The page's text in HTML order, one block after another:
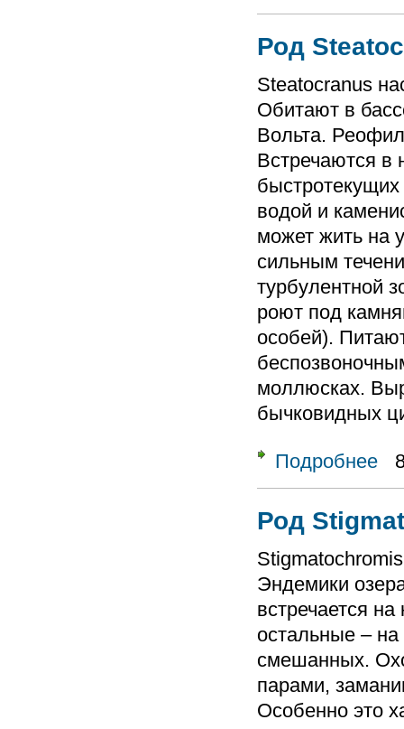
Род
Steatocranus
Обитают в
Вольта.
Встречаются в
быстротекущих
водой и
может жить на
сильным
турбулентной
роют под
особей).
моллюсках.
бычковидных
Подробнеео
Род
Эндемики
встречается
остальные –
смешанных.
парами,
Особенно это